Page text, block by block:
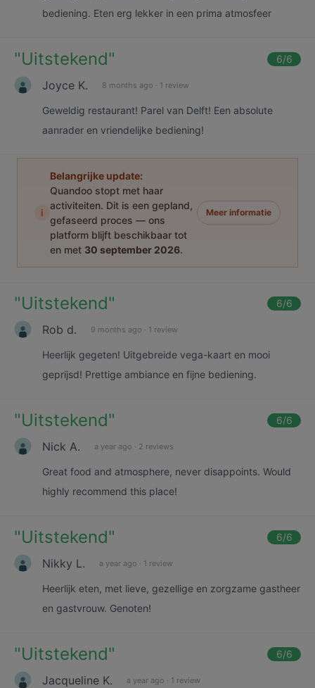
bediening. Eten erg lekker in een prima atmosfeer
"Uitstekend" 6/6
Joyce K. 8 months ago · 1 review
Geweldig restaurant! Parel van Delft! Een absolute
aanrader en vriendelijke bediening!
i
Belangrijke update:
Quandoo stopt met haar
activiteiten. Dit is een gepland,
gefaseerd proces — ons
platform blijft beschikbaar tot
en met 30 september 2026.
Meer informatie
"Uitstekend" 6/6
Rob d. 9 months ago · 1 review
Heerlijk gegeten! Uitgebreide vega-kaart en mooi
geprijsd! Prettige ambiance en fijne bediening.
"Uitstekend" 6/6
Nick A. a year ago · 2 reviews
Great food and atmosphere, never disappoints. Would
highly recommend this place!
"Uitstekend" 6/6
Nikky L. a year ago · 1 review
Heerlijk eten, met lieve, gezellige en zorgzame gastheer
en gastvrouw. Genoten!
"Uitstekend" 6/6
Jacqueline K. a year ago · 1 review